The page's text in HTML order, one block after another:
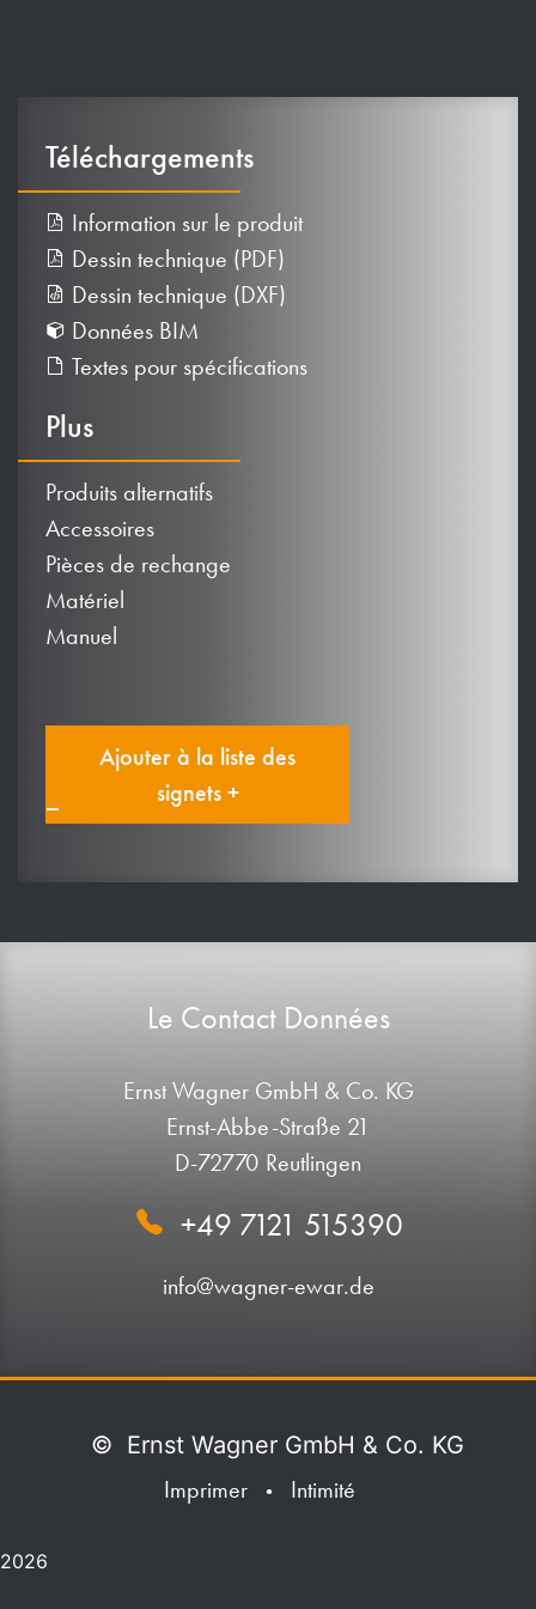
Téléchargements
Information sur le produit
Dessin technique (PDF)
Dessin technique (DXF)
Données BIM
Textes pour spécifications
Plus
Produits alternatifs
Accessoires
Pièces de rechange
Matériel
Manuel
Ajouter à la liste des
signets +
Le Contact Données
Ernst Wagner GmbH & Co. KG
Ernst-Abbe-Straße 21
D-72770 Reutlingen
+49 7121 515390
info@wagner-ewar.de
© Ernst Wagner GmbH & Co. KG
Imprimer
• Intimité
2026